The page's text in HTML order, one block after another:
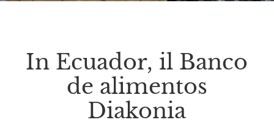
In Ecuador, il Banco
de alimentos
Diakonia